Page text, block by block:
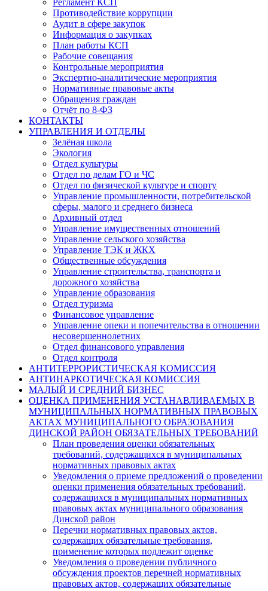
Регламент КСП
Противодействие коррупции
Аудит в сфере закупок
Информация о закупках
План работы КСП
Рабочие совещания
Контрольные мероприятия
Экспертно-аналитические мероприятия
Нормативные правовые акты
Обращения граждан
Отчёт по 8-ФЗ
КОНТАКТЫ
УПРАВЛЕНИЯ И ОТДЕЛЫ
Зелёная школа
Экология
Отдел культуры
Отдел по делам ГО и ЧС
Отдел по физической культуре и спорту
Управление промышленности, потребительской
сферы, малого и среднего бизнеса
Архивный отдел
Управление имущественных отношений
Управление сельского хозяйства
Управление ТЭК и ЖКХ
Общественные обсуждения
Управление строительства, транспорта и
дорожного хозяйства
Управление образования
Отдел туризма
Финансовое управление
Управление опеки и попечительства в отношении
несовершеннолетних
Отдел финансового управления
Отдел контроля
АНТИТЕРРОРИСТИЧЕСКАЯ КОМИССИЯ
АНТИНАРКОТИЧЕСКАЯ КОМИССИЯ
МАЛЫЙ И СРЕДНИЙ БИЗНЕС
ОЦЕНКА ПРИМЕНЕНИЯ УСТАНАВЛИВАЕМЫХ В
МУНИЦИПАЛЬНЫХ НОРМАТИВНЫХ ПРАВОВЫХ
АКТАХ МУНИЦИПАЛЬНОГО ОБРАЗОВАНИЯ
ДИНСКОЙ РАЙОН ОБЯЗАТЕЛЬНЫХ ТРЕБОВАНИЙ
План проведения оценки обязательных
требований, содержащихся в муниципальных
нормативных правовых актах
Уведомления о приеме предложений о проведении
оценки применения обязательных требований,
содержащихся в муниципальных нормативных
правовых актах муниципального образования
Динской район
Перечни нормативных правовых актов,
содержащих обязательные требования,
применение которых подлежит оценке
Уведомления о проведении публичного
обсуждения проектов перечней нормативных
правовых актов, содержащих обязательные